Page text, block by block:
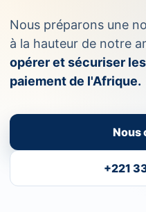
Nous préparons une
à la hauteur de notre
opérer et sécuriser
paiement de l'Afrique.
Nous
+221